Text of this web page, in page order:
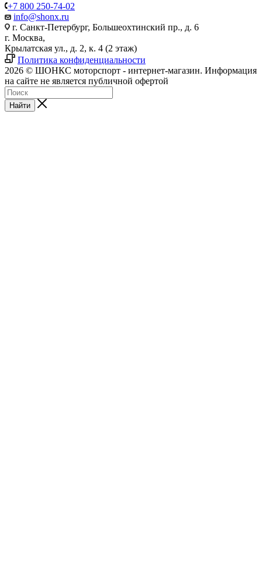
+7 800 250-74-02
info@shonx.ru
г. Санкт-Петербург, Большеохтинский пр., д. 6
г. Москва,
Крылатская ул., д. 2, к. 4 (2 этаж)
Политика конфиденциальности
2026 © ШОНКС моторспорт - интернет-магазин. Информация
на сайте не является публичной офертой
Найти